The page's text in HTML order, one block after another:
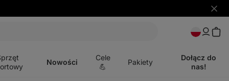
Ukryj
Nowości
Cele
💪
menu
Pakiety
Dołącz do
nas!